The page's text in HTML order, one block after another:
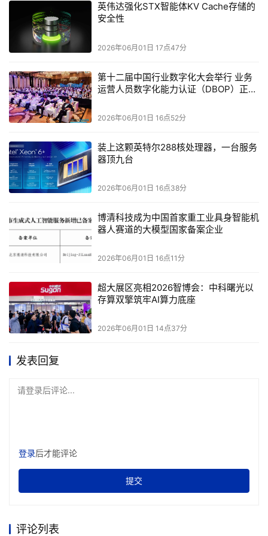
英伟达强化STX智能体KV Cache存储的
安全性
2026年06月01日 17点47分
第十二届中国行业数字化大会举行 业务
运营人员数字化能力认证（DBOP）正式
2026年06月01日 16点52分
装上这颗英特尔288核处理器，一台服务
器顶九台
2026年06月01日 16点38分
博清科技成为中国首家重工业具身智能机
器人赛道的大模型国家备案企业
2026年06月01日 16点11分
超大展区亮相2026智博会：中科曙光以
存算双擎筑牢AI算力底座
2026年06月01日 14点37分
发表回复
请登录后评论...
登录后才能评论
提交
评论列表